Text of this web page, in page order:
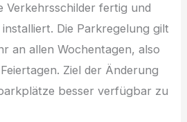
Verkehrsschilder fertig und
Die Parkregelung gilt
an allen Wochentagen, also
Ziel der Änderung
besser verfügbar zu